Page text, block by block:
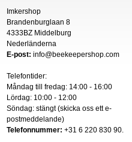
Imkershop
Brandenburglaan 8
4333BZ Middelburg
Nederländerna
E-post: info@beekeepershop.com
Telefontider:
Måndag till fredag: 14:00 - 16:00
Lördag: 10:00 - 12:00
Söndag: stängt (skicka oss ette-
postmeddelande)
Telefonnummer: +31 6 220 830 90.